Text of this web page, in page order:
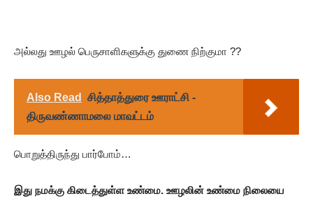
அல்லது ஊழல் பெருசாளிகளுக்கு துணை நிற்குமா ??
Also Read
சித்தாத்துரை ஊராட்சி -
திருவண்ணாமலை மாவட்டம்
பொறுத்திருந்து பார்போம்…
இது நமக்கு கிடைத்துள்ள உண்மை. ஊழலின் உண்மை நிலையை